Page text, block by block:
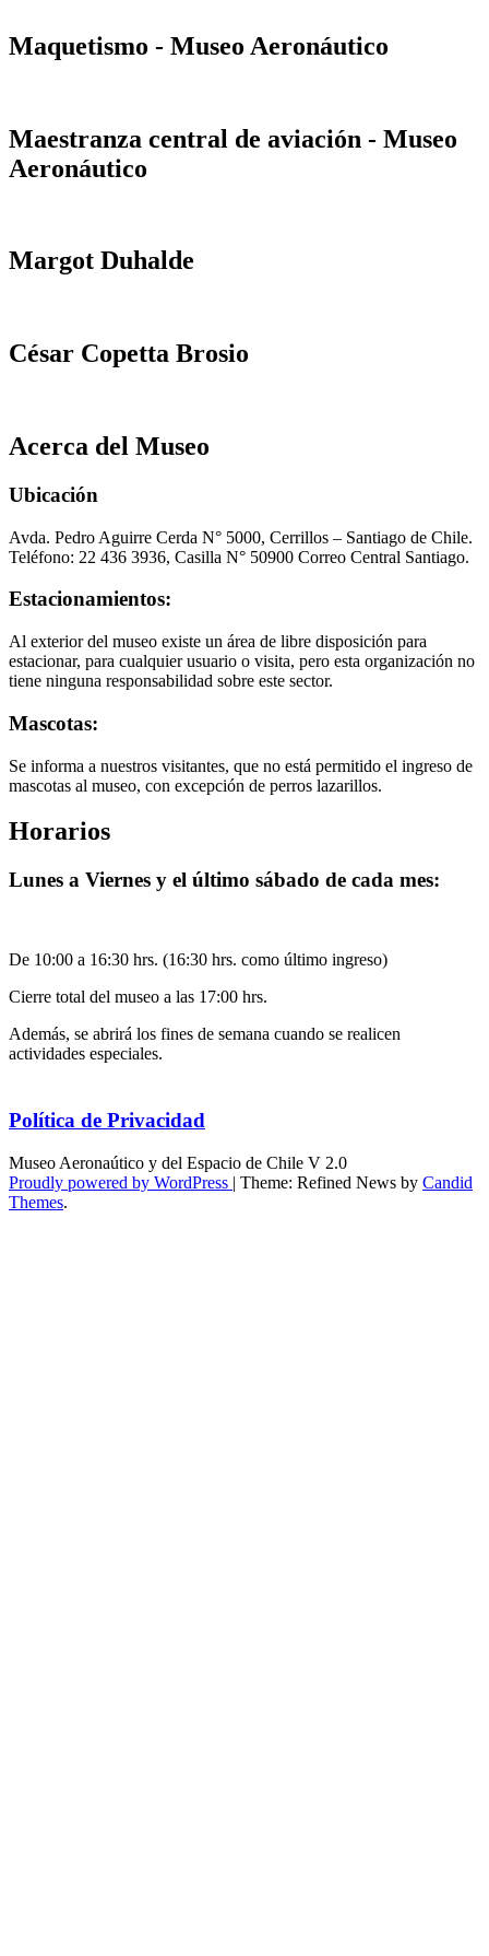
Maquetismo - Museo Aeronáutico
Maestranza central de aviación - Museo
Aeronáutico
Margot Duhalde
César Copetta Brosio
Acerca del Museo
Ubicación
Avda. Pedro Aguirre Cerda N° 5000, Cerrillos – Santiago de Chile.
Teléfono: 22 436 3936, Casilla N° 50900 Correo Central Santiago.
Estacionamientos:
Al exterior del museo existe un área de libre disposición para
estacionar, para cualquier usuario o visita, pero esta organización no
tiene ninguna responsabilidad sobre este sector.
Mascotas:
Se informa a nuestros visitantes, que no está permitido el ingreso de
mascotas al museo, con excepción de perros lazarillos.
Horarios
Lunes a Viernes y el último sábado de cada mes:
De 10:00 a 16:30 hrs. (16:30 hrs. como último ingreso)
Cierre total del museo a las 17:00 hrs.
Además, se abrirá los fines de semana cuando se realicen
actividades especiales.
Política de Privacidad
Museo Aeronaútico y del Espacio de Chile V 2.0
Proudly powered by WordPress | Theme: Refined News by Candid
Themes.